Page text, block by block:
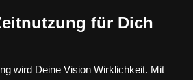
für Dich
wird Deine Vision Wirklichkeit. Mit